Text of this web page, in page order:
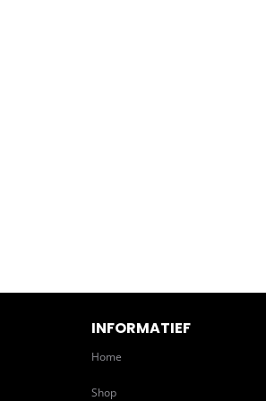
INFORMATIEF
Home
Shop